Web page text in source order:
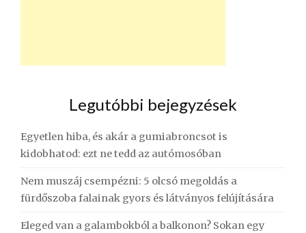
Legutóbbi bejegyzések
Egyetlen hiba, és akár a gumiabroncsot is
kidobhatod: ezt ne tedd az autómosóban
Nem muszáj csempézni: 5 olcsó megoldás a
fürdőszoba falainak gyors és látványos felújítására
Eleged van a galambokból a balkonon? Sokan egy